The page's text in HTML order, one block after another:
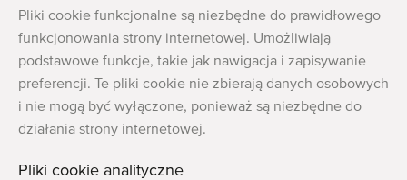
Blog
Maszyny rolnicze i ogrodnicze dobrej jakości
Wykwalifikowany personel
Dostawa na całym świecie
Pliki cookie funkcjonalne są niezbędne do prawidłowego
funkcjonowania strony internetowej. Umożliwiają
podstawowe funkcje, takie jak nawigacja i zapisywanie
preferencji. Te pliki cookie nie zbierają danych osobowych
i nie mogą być wyłączone, ponieważ są niezbędne do
działania strony internetowej.
Pliki cookie analityczne